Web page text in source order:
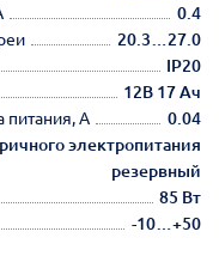
0.4
20.3…27.0
IP20
12В 17 Ач
питания, А
0.04
электропитания
резервный
85 Вт
-10…+50